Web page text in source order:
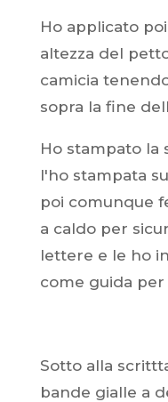
Ho applicato
altezza del
camicia
sopra la fine
Ho stampato la
l'ho stampata
poi comunque
a caldo per
lettere e le ho
come guida
Sotto alla
bande gialle a